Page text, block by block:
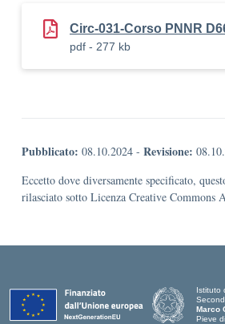
Circ-031-Corso PNNR
pdf - 277 kb
Pubblicato: 08.10.2024 - Revisione:
Eccetto dove diversamente specificato,
rilasciato sotto Licenza Creative Commons
Istituto
Marco
Pieve